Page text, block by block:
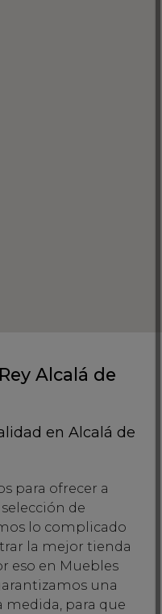
Alcalá de
en Alcalá de
para ofrecer a
de
lo complicado
la mejor tienda
eso en Muebles
una
medida, para que